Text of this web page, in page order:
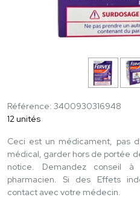
Référence: 3400930316948
12 unités
Ceci est un médicament, pas
médical, garder hors de portée
notice. Demandez conseil
pharmacien. Si des Effets
contact avec votre médecin.